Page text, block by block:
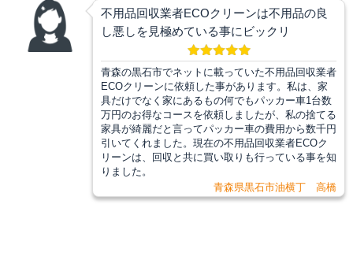
不用品回収業者ECOクリーンは不用品の良
し悪しを見極めている事にビックリ
青森の黒石市でネットに載っていた不用品回収業者
ECOクリーンに依頼した事があります。私は、家
具だけでなく家にあるもの何でもパッカー車1台数
万円のお得なコースを依頼しましたが、私の捨てる
家具が綺麗だと言ってパッカー車の費用から数千円
引いてくれました。現在の不用品回収業者ECOク
リーンは、回収と共に買い取りも行っている事を知
りました。
青森県黒石市油横丁 高橋